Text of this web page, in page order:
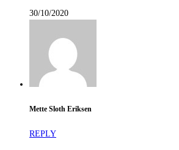
30/10/2020
Mette Sloth Eriksen
REPLY